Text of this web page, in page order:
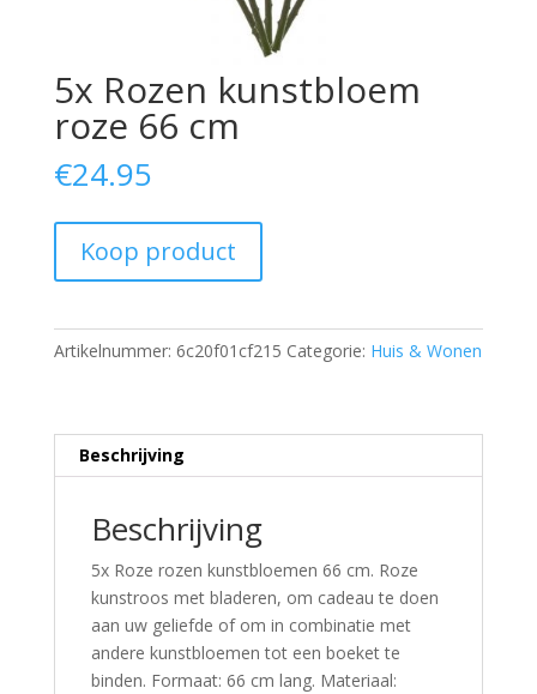
5x Rozen kunstbloem
roze 66 cm
€24.95
Koop product
Artikelnummer: 6c20f01cf215 Categorie: Huis & Wonen
Beschrijving
Beschrijving
5x Roze rozen kunstbloemen 66 cm. Roze
kunstroos met bladeren, om cadeau te doen
aan uw geliefde of om in combinatie met
andere kunstbloemen tot een boeket te
binden. Formaat: 66 cm lang. Materiaal: